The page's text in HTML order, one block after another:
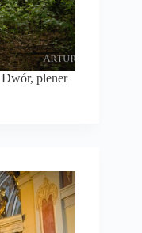
plener